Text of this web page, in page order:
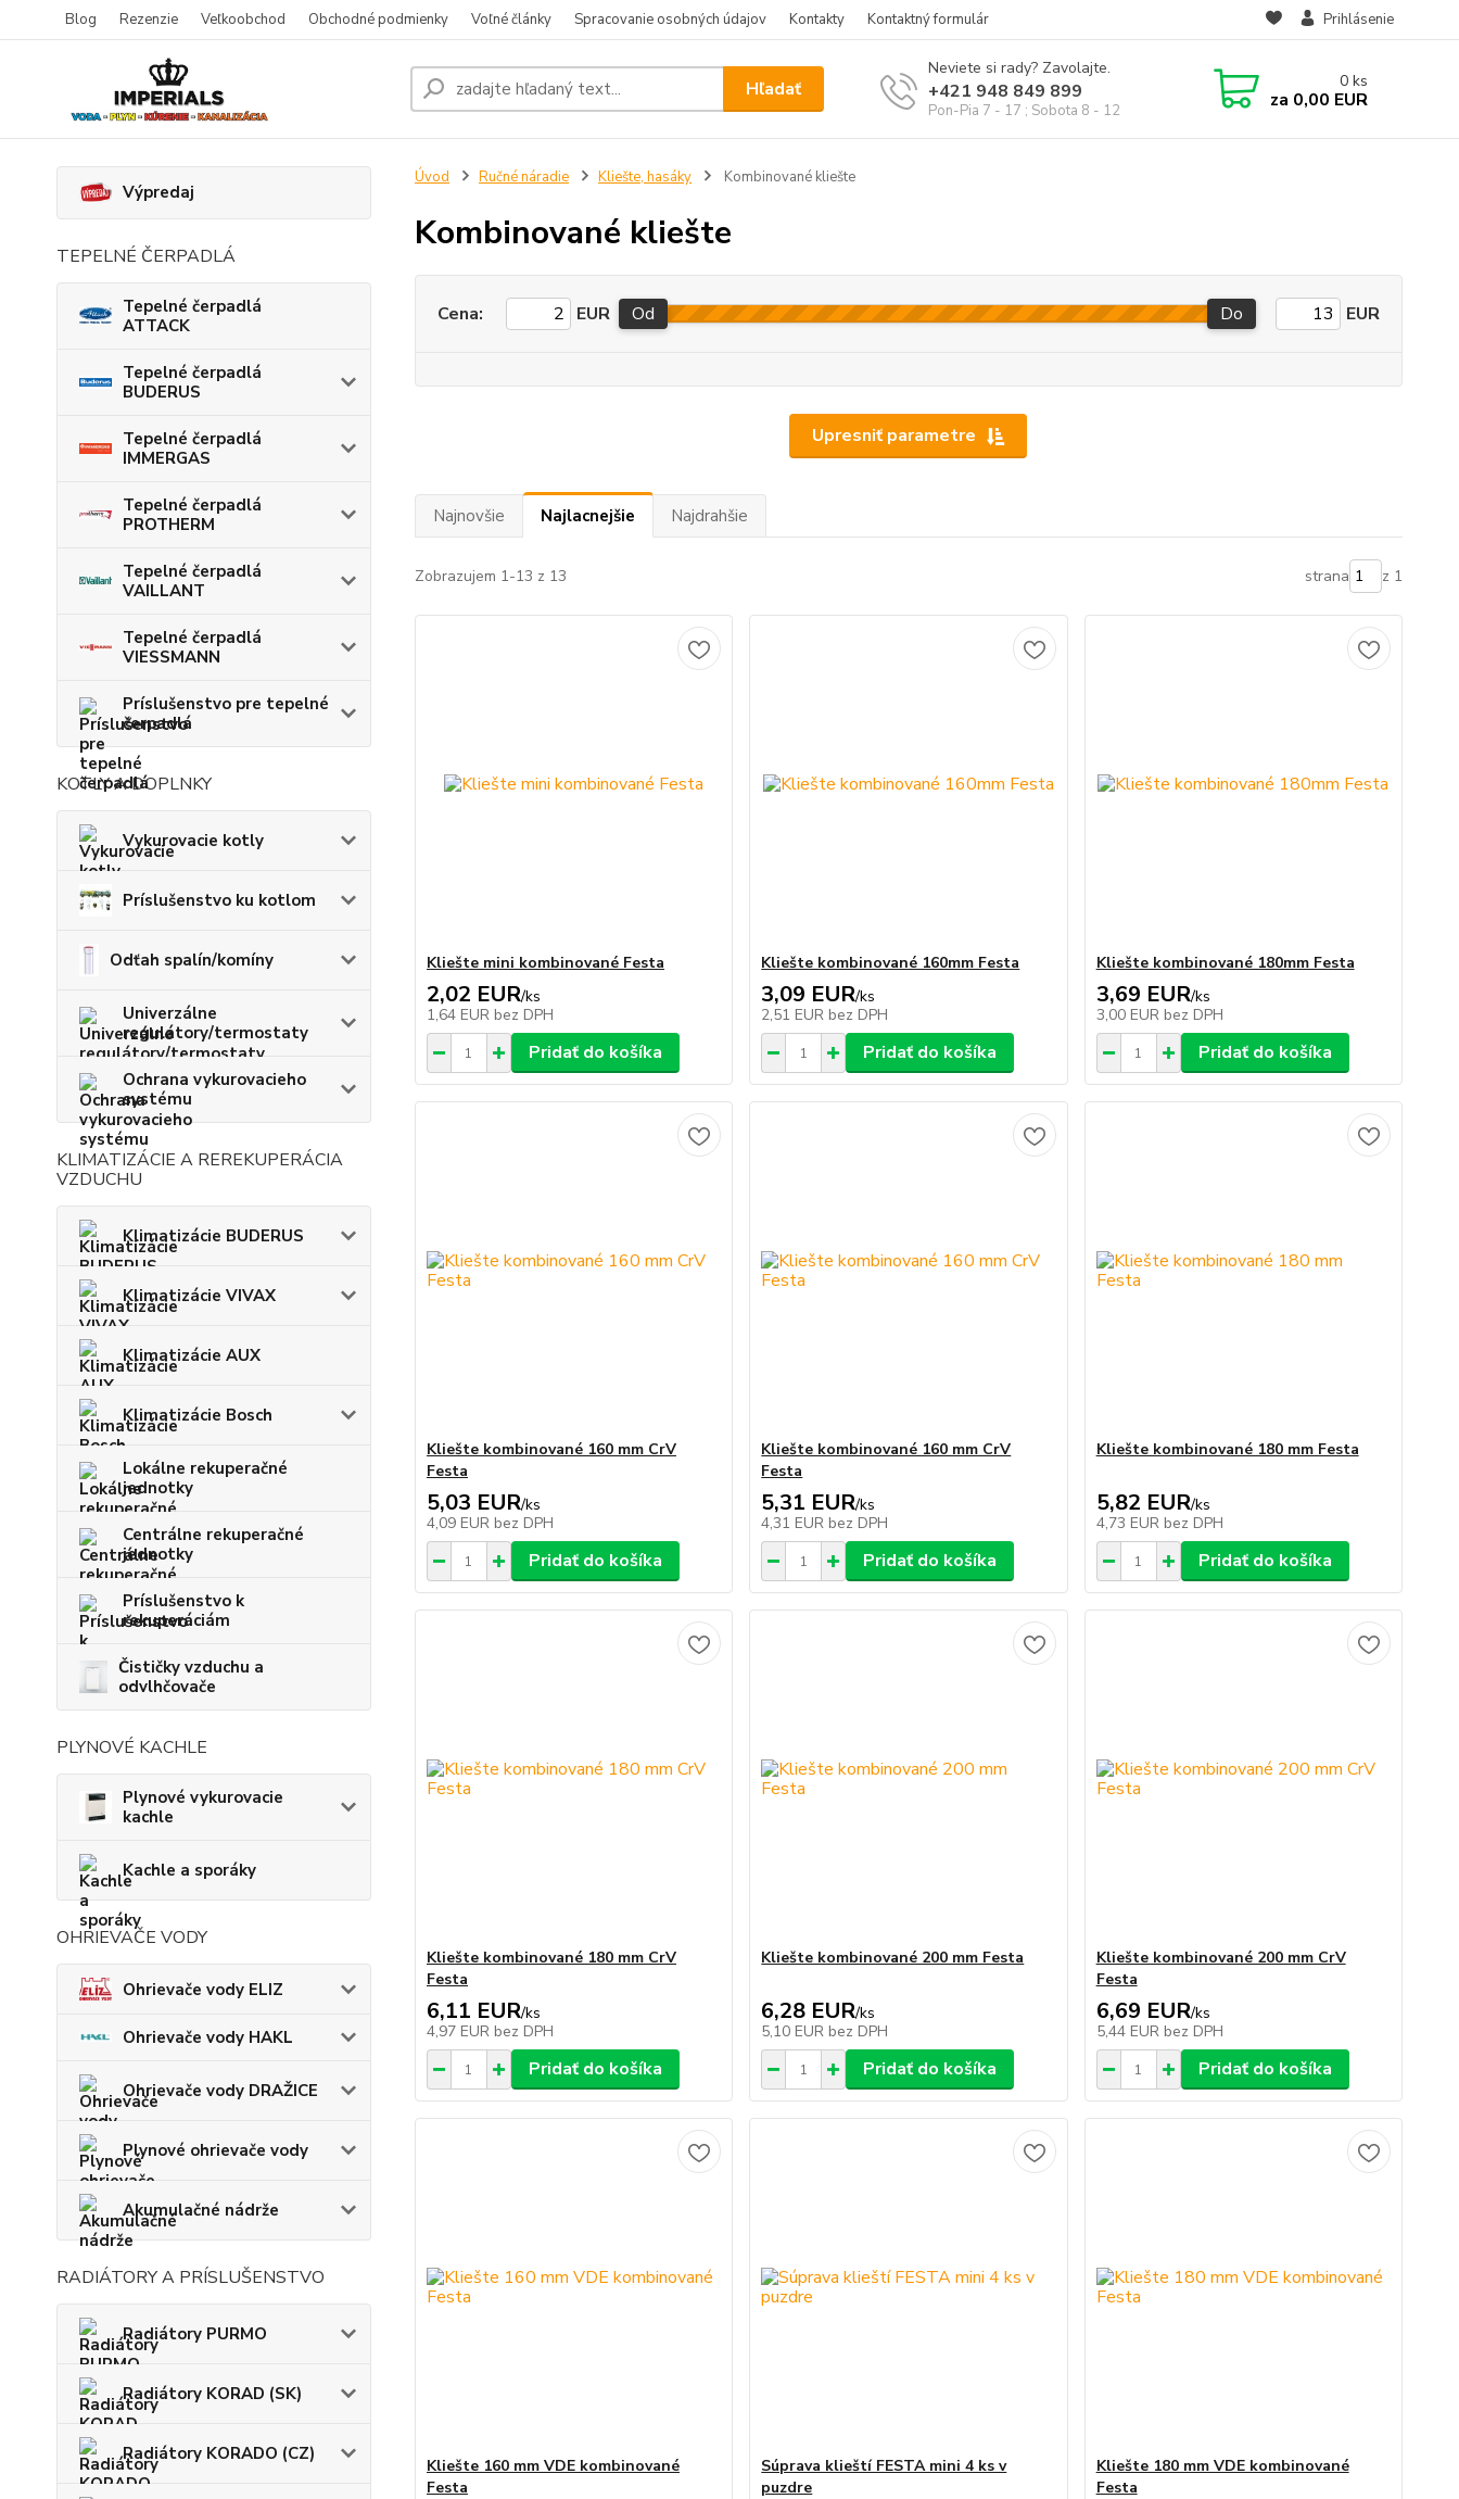
Blog Rezenzie Veľkoobchod Obchodné podmienky Voľné články Spracovanie osobných údajov Kontakty Kontaktný formulár Prihlásenie
Hľadať
Neviete si rady? Zavolajte.
+421 948 849 899
Pon-Pia 7 - 17 ; Sobota 8 - 12
0 ks
za 0,00 EUR
Výpredaj
TEPELNÉ ČERPADLÁ
Tepelné čerpadlá
ATTACK
Tepelné čerpadlá
BUDERUS
Tepelné čerpadlá
IMMERGAS
Tepelné čerpadlá
PROTHERM
Tepelné čerpadlá
VAILLANT
Tepelné čerpadlá
VIESSMANN
Príslušenstvo pre tepelné
čerpadlá
KOTLY A DOPLNKY
Vykurovacie kotly
Príslušenstvo ku kotlom
Odťah spalín/komíny
Univerzálne
regulátory/termostaty
Ochrana vykurovacieho
systému
KLIMATIZÁCIE A REREKUPERÁCIA
VZDUCHU
Klimatizácie BUDERUS
Klimatizácie VIVAX
Klimatizácie AUX
Klimatizácie Bosch
Lokálne rekuperačné
jednotky
Centrálne rekuperačné
jednotky
Príslušenstvo k
rekuperáciám
Čističky vzduchu a
odvlhčovače
PLYNOVÉ KACHLE
Plynové vykurovacie
kachle
Kachle a sporáky
OHRIEVAČE VODY
Ohrievače vody ELIZ
Ohrievače vody HAKL
Ohrievače vody DRAŽICE
Plynové ohrievače vody
Akumulačné nádrže
RADIÁTORY A PRÍSLUŠENSTVO
Radiátory PURMO
Radiátory KORAD (SK)
Radiátory KORADO (CZ)
Úvod Ručné náradie Kliešte, hasáky Kombinované kliešte
Kombinované kliešte
Upresniť parametre
Cena: EUR Od Do EUR
Najnovšie Najlacnejšie Najdrahšie
Zobrazujem 1-13 z 13 strana z 1
Kliešte mini kombinované Festa
2,02 EUR/ks
1,64 EUR bez DPH
Pridať do košíka
Kliešte kombinované 160mm Festa
3,09 EUR/ks
2,51 EUR bez DPH
Pridať do košíka
Kliešte kombinované 180mm Festa
3,69 EUR/ks
3,00 EUR bez DPH
Pridať do košíka
Kliešte kombinované 160 mm CrV
Festa
5,03 EUR/ks
4,09 EUR bez DPH
Pridať do košíka
Kliešte kombinované 160 mm CrV
Festa
5,31 EUR/ks
4,31 EUR bez DPH
Pridať do košíka
Kliešte kombinované 180 mm Festa
5,82 EUR/ks
4,73 EUR bez DPH
Pridať do košíka
Kliešte kombinované 180 mm CrV
Festa
6,11 EUR/ks
4,97 EUR bez DPH
Pridať do košíka
Kliešte kombinované 200 mm Festa
6,28 EUR/ks
5,10 EUR bez DPH
Pridať do košíka
Kliešte kombinované 200 mm CrV
Festa
6,69 EUR/ks
5,44 EUR bez DPH
Pridať do košíka
Kliešte 160 mm VDE kombinované
Festa
Súprava klieští FESTA mini 4 ks v
puzdre
Kliešte 180 mm VDE kombinované
Festa